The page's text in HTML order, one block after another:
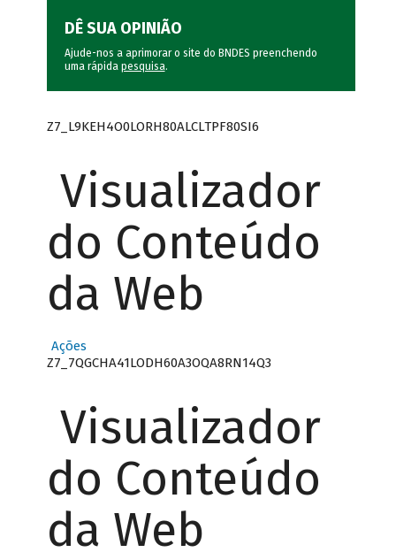
DÊ SUA OPINIÃO
Ajude-nos a aprimorar o site do BNDES preenchendo
uma rápida pesquisa.
Z7_L9KEH4O0LORH80ALCLTPF80SI6
Visualizador
do Conteúdo
da Web
Ações
Z7_7QGCHA41LODH60A3OQA8RN14Q3
Visualizador
do Conteúdo
da Web